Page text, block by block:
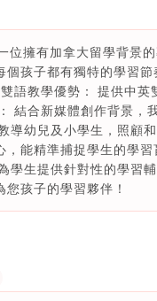
位擁有加拿大留學背景
個孩子都有獨特的學習
語教學優勢： 提供中
結合新媒體創作背景，
導幼兒及小學生，照顧
，能精準捕捉學生的學
學生提供針對性的學習
孩子的學習夥伴！